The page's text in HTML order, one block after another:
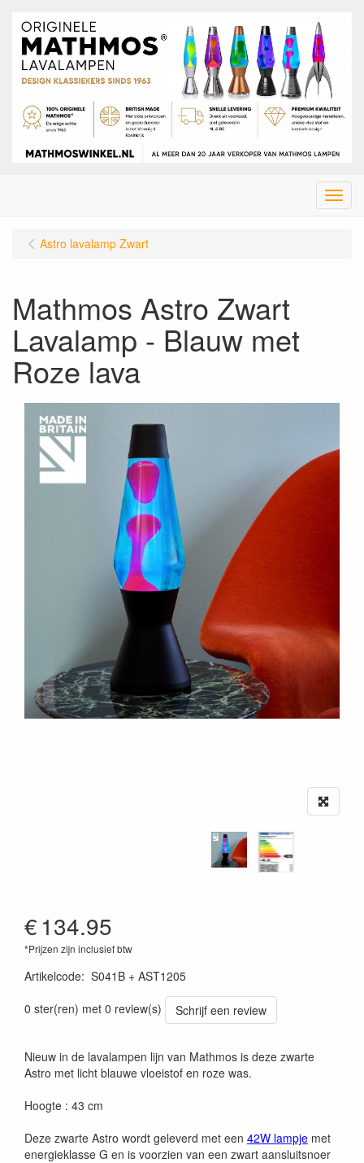
Menu
Astro lavalamp Zwart
Mathmos Astro Zwart
Lavalamp - Blauw met
Roze lava
€134.95
*Prijzen zijn inclusief btw
Artikelcode: S041B + AST1205
0 ster(ren) met 0 review(s)
Schrijf een review
Nieuw in de lavalampen lijn van Mathmos is deze zwarte
Astro met licht blauwe vloeistof en roze was.
Hoogte : 43 cm
Deze zwarte Astro wordt geleverd met een 42W lampje met
energieklasse G en is voorzien van een zwart aansluitsnoer